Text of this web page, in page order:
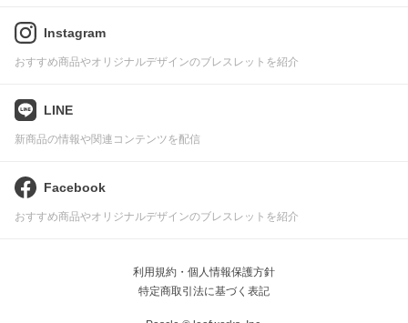
Instagram
おすすめ商品やオリジナルデザインのブレスレットを紹介
LINE
新商品の情報や関連コンテンツを配信
Facebook
おすすめ商品やオリジナルデザインのブレスレットを紹介
利用規約・個人情報保護方針
特定商取引法に基づく表記